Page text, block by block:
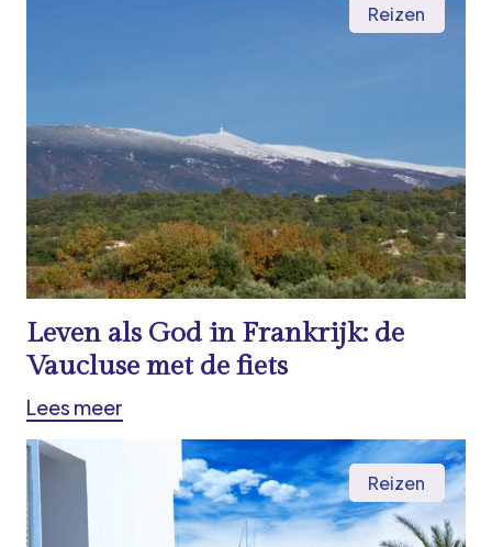
Reizen
Leven als God in Frankrijk: de
Vaucluse met de fiets
Lees meer
Reizen